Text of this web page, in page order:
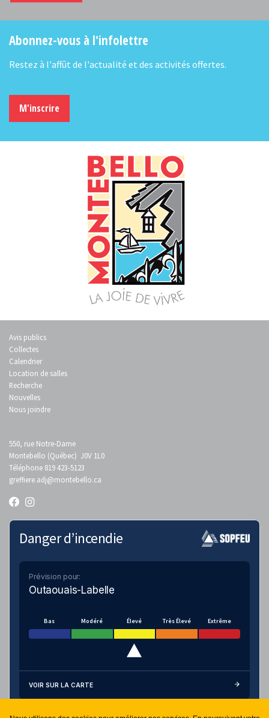
Abonnez-vous à l'infolettre
Restez à l'affût de l'actualité et des activités offertes.
M'inscrire
Avis publics
Collectes
Calendrier
Location de salles
Recherche
Nouvelles
Nous joindre
550, rue Notre-Dame
Montebello (Québec) J0V 1L0
Téléphone 819 423-5123
greffiere.adj@montebello.ca
Danger d’incendie
Prévision pour:
Outaouais-Labelle
Bas Modéré Élevé Très Élevé Extrême
VOIR SUR LA CARTE